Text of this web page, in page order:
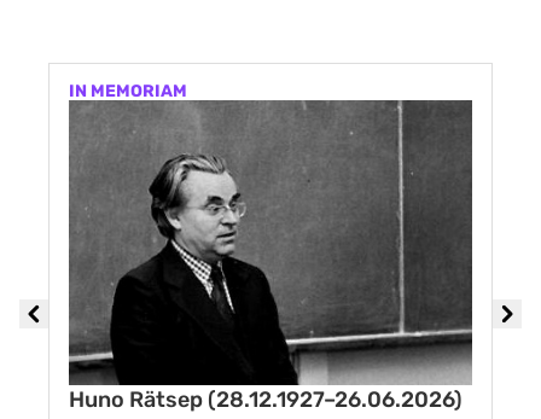
IN MEMORIAM
Huno Rätsep (28.12.1927–26.06.2026)